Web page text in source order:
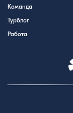
Команда
Турблог
Работа